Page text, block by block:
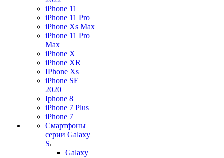
iPhone 11
iPhone 11 Pro
iPhone Xs Max
iPhone 11 Pro
Max
iPhone X
iPhone XR
IPhone Xs
iPhone SE
2020
Iphone 8
iPhone 7 Plus
iPhone 7
Смартфоны
серии Galaxy
S
Galaxy